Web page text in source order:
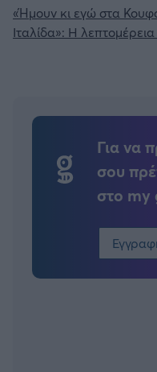
«Ήμουν κι εγώ στα
Ιταλίδα»: Η
Για να
σου
στο my